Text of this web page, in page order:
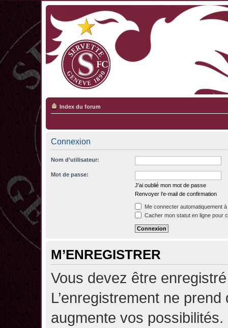
Index du forum
Connexion
Nom d’utilisateur:
Mot de passe:
J’ai oublié mon mot de passe
Renvoyer l’e-mail de confirmation
Me connecter automatiquement
Cacher mon statut en ligne pour
M’ENREGISTRER
Vous devez être
L’enregistrement ne
augmente vos possibilités.